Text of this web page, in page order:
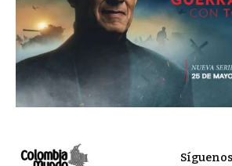
Síguenos